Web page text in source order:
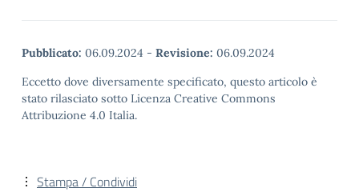
Pubblicato: 06.09.2024 - Revisione: 06.09.2024
Eccetto dove diversamente specificato, questo articolo è
stato rilasciato sotto Licenza Creative Commons
Attribuzione 4.0 Italia.
Stampa / Condividi